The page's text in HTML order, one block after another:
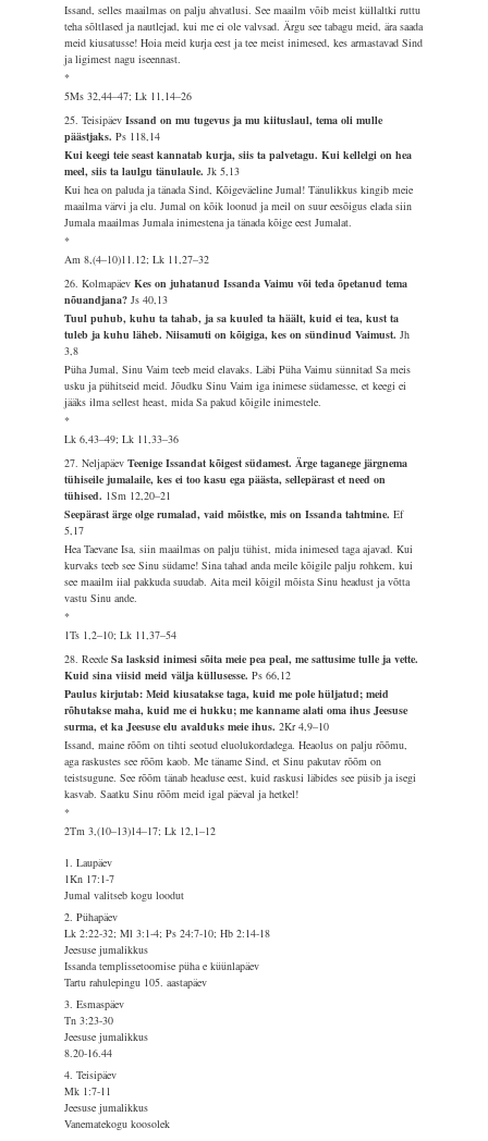
Issand, selles maailmas on palju ahvatlusi. See maailm võib meist küllaltki ruttu
teha sõltlased ja nautlejad, kui me ei ole valvsad. Ärgu see tabagu meid, ära saada
meid kiusatusse! Hoia meid kurja eest ja tee meist inimesed, kes armastavad Sind
ja ligimest nagu iseennast.
*
5Ms 32,44–47; Lk 11,14–26
25. TeisipäevIssand on mu tugevus ja mu kiituslaul, tema oli mulle
päästjaks.Ps 118,14
Kui keegi teie seast kannatab kurja, siis ta palvetagu. Kui kellelgi on hea
meel, siis ta laulgu tänulaule.Jk 5,13
Kui hea on paluda ja tänada Sind, Kõigeväeline Jumal! Tänulikkus kingib meie
maailma värvi ja elu. Jumal on kõik loonud ja meil on suur eesõigus elada siin
Jumala maailmas Jumala inimestena ja tänada kõige eest Jumalat.
*
Am 8,(4–10)11.12; Lk 11,27–32
26. KolmapäevKes on juhatanud Issanda Vaimu või teda õpetanud tema
nõuandjana?Js 40,13
Tuul puhub, kuhu ta tahab, ja sa kuuled ta häält, kuid ei tea, kust ta
tuleb ja kuhu läheb. Niisamuti on kõigiga, kes on sündinud Vaimust.Jh
3,8
Püha Jumal, Sinu Vaim teeb meid elavaks. Läbi Püha Vaimu sünnitad Sa meis
usku ja pühitseid meid. Jõudku Sinu Vaim iga inimese südamesse, et keegi ei
jääks ilma sellest heast, mida Sa pakud kõigile inimestele.
*
Lk 6,43–49; Lk 11,33–36
27. NeljapäevTeenige Issandat kõigest südamest. Ärge taganege järgnema
tühiseile jumalaile, kes ei too kasu ega päästa, sellepärast et need on
tühised. 1Sm 12,20–21
Seepärast ärge olge rumalad, vaid mõistke, mis on Issanda tahtmine.Ef
5,17
Hea Taevane Isa, siin maailmas on palju tühist, mida inimesed taga ajavad. Kui
kurvaks teeb see Sinu südame! Sina tahad anda meile kõigile palju rohkem, kui
see maailm iial pakkuda suudab. Aita meil kõigil mõista Sinu headust ja võtta
vastu Sinu ande.
*
1Ts 1,2–10; Lk 11,37–54
28. ReedeSa lasksid inimesi sõita meie pea peal, me sattusime tulle ja vette.
Kuid sina viisid meid välja küllusesse.Ps 66,12
Paulus kirjutab: Meid kiusatakse taga, kuid me pole hüljatud; meid
rõhutakse maha, kuid me ei hukku; me kanname alati oma ihus Jeesuse
surma, et ka Jeesuse elu avalduks meie ihus.2Kr 4,9–10
Issand, maine rõõm on tihti seotud eluolukordadega. Heaolus on palju rõõmu,
aga raskustes see rõõm kaob. Me täname Sind, et Sinu pakutav rõõm on
teistsugune. See rõõm tänab headuse eest, kuid raskusi läbides see püsib ja isegi
kasvab. Saatku Sinu rõõm meid igal päeval ja hetkel!
*
2Tm 3,(10–13)14–17; Lk 12,1–12
1. Laupäev
1Kn 17:1-7
Jumal valitseb kogu loodut
2. Pühapäev
Lk 2:22-32; Ml 3:1-4; Ps 24:7-10; Hb 2:14-18
Jeesuse jumalikkus
Issanda templissetoomise püha e küünlapäev
Tartu rahulepingu 105. aastapäev
3. Esmaspäev
Tn 3:23-30
Jeesuse jumalikkus
8.20-16.44
4. Teisipäev
Mk 1:7-11
Jeesuse jumalikkus
Vanematekogu koosolek